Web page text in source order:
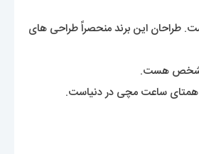
طراحان این برند منحصراً طراحی های
همتای ساعت مچی در دنیاست.